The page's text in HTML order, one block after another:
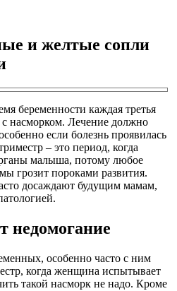
и желтые сопли
беременности каждая третья
насморком. Лечение должно
если болезнь проявилась
– это период, когда
малыша, потому любое
грозит пороками развития.
досаждают будущим мамам,
недомогание
особенно часто с ним
когда женщина испытывает
такой насморк не надо. Кроме